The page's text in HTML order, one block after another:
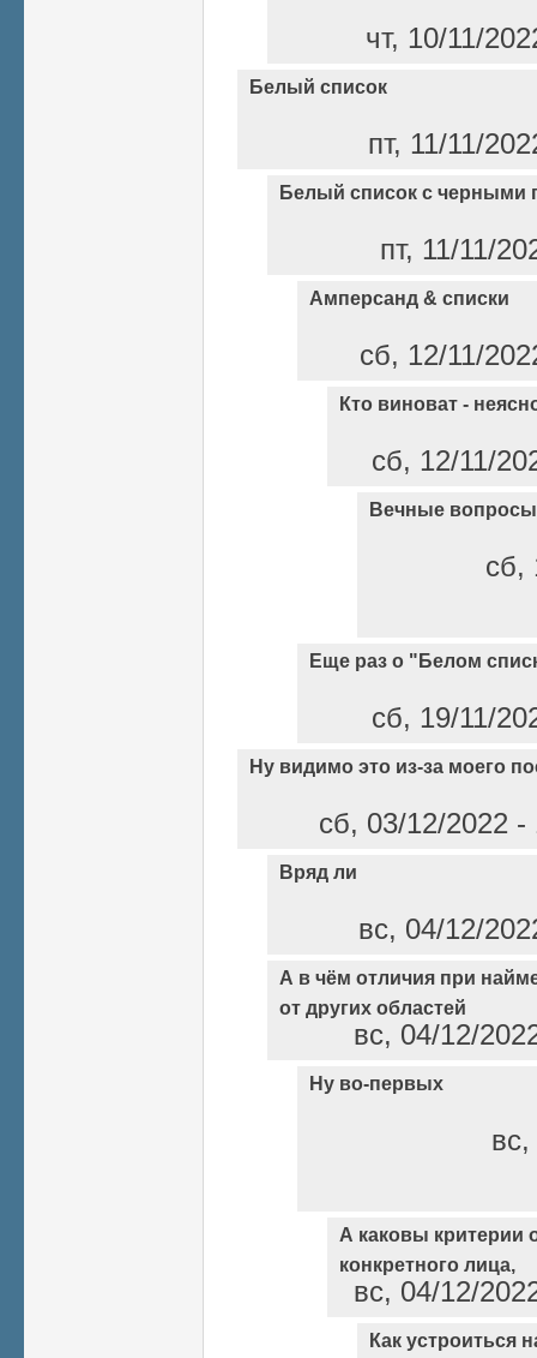
чт, 10/11/
Белый список
пт, 11/11/
Белый список с черными
пт, 11/11/
Амперсанд & списки
сб, 12/11/
Кто виноват -
сб, 12/11/
Вечные вопросы
сб,
Еще раз о "Белом
сб, 19/11/
Ну видимо это из-за моего
сб, 03/12/2022
Вряд ли
вс, 04/12/
А в чём отличия при
от других областей
вс, 04/12/
Ну во-первых
А каковы критерии
конкретного лица,
вс, 04/12/
Как устроиться